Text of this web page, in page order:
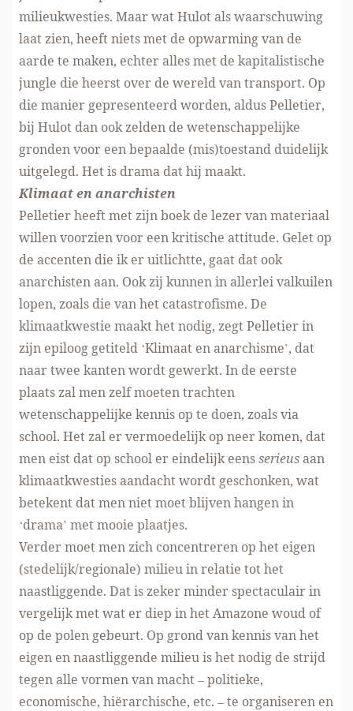
milieukwesties. Maar wat Hulot als waarschuwing
laat zien, heeft niets met de opwarming van de
aarde te maken, echter alles met de kapitalistische
jungle die heerst over de wereld van transport. Op
die manier gepresenteerd worden, aldus Pelletier,
bij Hulot dan ook zelden de wetenschappelijke
gronden voor een bepaalde (mis)toestand duidelijk
uitgelegd. Het is drama dat hij maakt.
Klimaat en anarchisten
Pelletier heeft met zijn boek de lezer van materiaal
willen voorzien voor een kritische attitude. Gelet op
de accenten die ik er uitlichtte, gaat dat ook
anarchisten aan. Ook zij kunnen in allerlei valkuilen
lopen, zoals die van het catastrofisme. De
klimaatkwestie maakt het nodig, zegt Pelletier in
zijn epiloog getiteld ‘Klimaat en anarchisme’, dat
naar twee kanten wordt gewerkt. In de eerste
plaats zal men zelf moeten trachten
wetenschappelijke kennis op te doen, zoals via
school. Het zal er vermoedelijk op neer komen, dat
men eist dat op school er eindelijk eensserieus aan
klimaatkwesties aandacht wordt geschonken, wat
betekent dat men niet moet blijven hangen in
‘drama’ met mooie plaatjes.
Verder moet men zich concentreren op het eigen
(stedelijk/regionale) milieu in relatie tot het
naastliggende. Dat is zeker minder spectaculair in
vergelijk met wat er diep in het Amazone woud of
op de polen gebeurt. Op grond van kennis van het
eigen en naastliggende milieu is het nodig de strijd
tegen alle vormen van macht – politieke,
economische, hiërarchische, etc. – te organiseren en